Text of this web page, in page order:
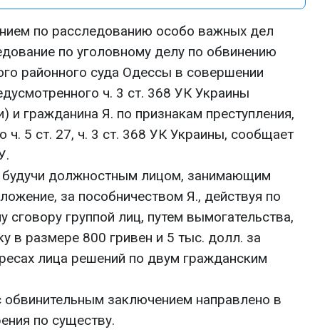
по расследованию особо важных дел
по уголовному делу по обвинению
районного суда Одессы в совершении
ч. 3 ст. 368 УК Украины
и гражданина Я. по признакам преступления,
ч. 5 ст. 27, ч. 3 ст. 368 УК Украины, сообщает
будучи должностным лицом, занимающим
за пособничеством Я., действуя по
сговору группой лиц, путем вымогательства,
в размере 800 гривен и 5 тыс. долл. за
лица решений по двум гражданским
обвинительным заключением направлено в
по существу.